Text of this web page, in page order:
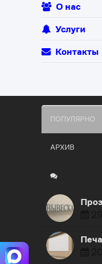
О нас
Услуги
Контакты
ПОПУЛЯРНО
АРХИВ